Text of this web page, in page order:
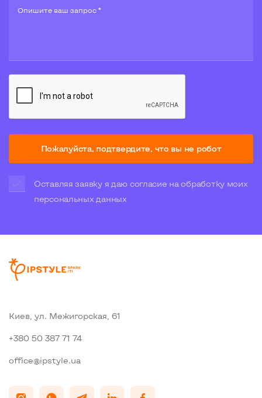
Опишите ваш запрос *
Пожалуйста, подтвердите, что вы не робот
Оставляя заявку я даю согласие на обработку моих
персональных данных
Киев, ул. Межигорская, 61
+380 50 387 71 74
office@ipstyle.ua